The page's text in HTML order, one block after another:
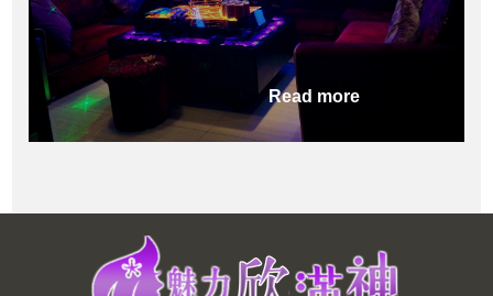
Read more